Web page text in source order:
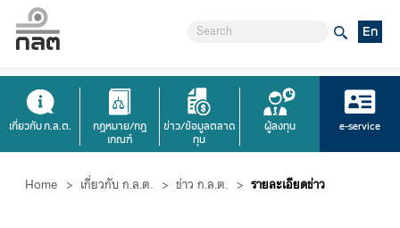
En
เกี่ยวกับ ก.ล.ต.
กฎหมาย/กฎ
เกณฑ์
ข่าว/ข้อมูลตลาด
ทุน
ผู้ลงทุน e-service
Home > เกี่ยวกับ ก.ล.ต. > ข่าว ก.ล.ต. > รายละเอียดข่าว